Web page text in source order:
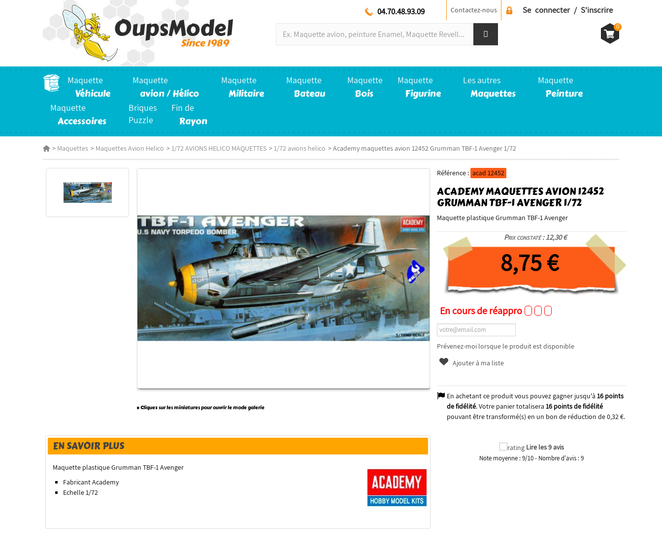
Se connecter / S'inscrire
Contactez-nous
04.70.48.93.09
0
Maquette
Véhicule
Maquette
avion / Hélico
Maquette
Militaire
Maquette
Bateau
Maquette
Bois
Maquette
Figurine
Les autres
Maquettes
Maquette
Peinture
Maquette
Accessoires
Briques
Puzzle
Fin de
Rayon
> Maquettes > Maquettes Avion Helico >1/72 AVIONS HELICO MAQUETTES >1/72 avions helico >Academy maquettes avion 12452 Grumman TBF-1 Avenger 1/72
Référence : acad 12452
ACADEMY MAQUETTES AVION 12452
GRUMMAN TBF-1 AVENGER 1/72
Maquette plastique Grumman TBF-1 Avenger
Prix constaté : 12,30 €
8,75 €
En cours de réappro
Prévenez-moi lorsque le produit est disponible
Ajouter à ma liste
En achetant ce produit vous pouvez gagner jusqu'à 16points
de fidélité. Votre panier totalisera 16points de fidélité
pouvant être transformé(s) en un bon de réduction de0,32 €.
Lire les 9 avis
Note moyenne :9/10- Nombre d'avis :9
* Cliquez sur les miniatures pour ouvrir le mode galerie
EN SAVOIR PLUS
Maquette plastique Grumman TBF-1 Avenger
Fabricant Academy
Echelle 1/72